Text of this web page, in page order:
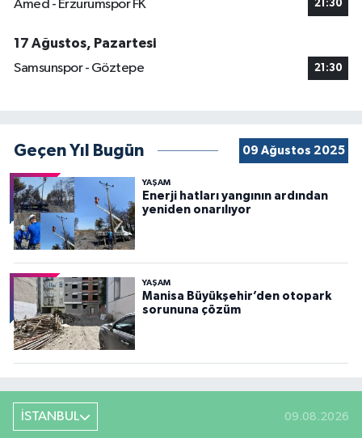
Amed - Erzurumspor FK 21:30
17 Ağustos, Pazartesi
Samsunspor - Göztepe
21:30
Geçen Yıl Bugün 09 Ağustos 2025
YAŞAM
Enerji hatları yangının ardından
yeniden onarılıyor
YAŞAM
Manisa Büyükşehir’den otopark
sorununa çözüm
İSTANBUL 09.08.2026